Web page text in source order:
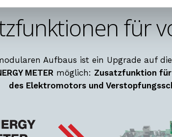
für
Aufbaus ist ein Upgrade auf die
METER möglich: Zusatzfunktion
des Elektromotors und